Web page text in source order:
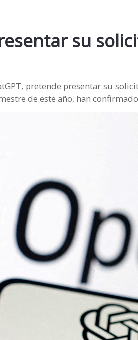
su
pretende presentar su
de este año, han